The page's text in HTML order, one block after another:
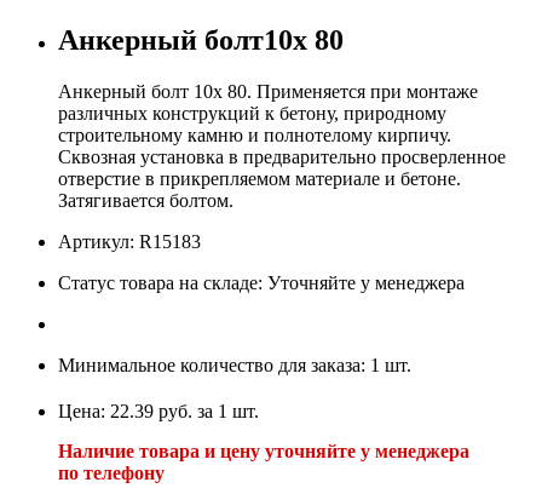
Анкерный болт10х 80
Анкерный болт 10х 80. Применяется при монтаже
различных конструкций к бетону, природному
строительному камню и полнотелому кирпичу.
Сквозная установка в предварительно просверленное
отверстие в прикрепляемом материале и бетоне.
Затягивается болтом.
Артикул: R15183
Статус товара на складе: Уточняйте у менеджера
Минимальное количество для заказа: 1 шт.
Цена: 22.39 руб. за 1 шт.
Наличие товара и цену уточняйте у менеджера
по телефону